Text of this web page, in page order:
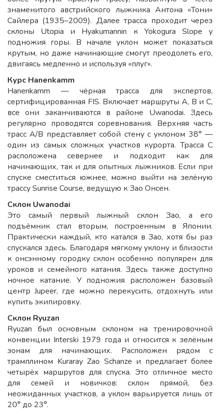
знаменитого австрийского лыжника Антона «Тони»
Сайлера (1935–2009). Далее трасса проходит через
склоны Utopia и Hyakumannin к Yokogura Slope у
подножия горы. В начале уклон может показаться
крутым, но даже начинающие смогут преодолеть его,
двигаясь медленно и используя «плуг».
Курс Hanenkamm
Hanenkamm — чёрная трасса для экспертов,
сертифицированная FIS. Включает маршруты A, B и C,
все они заканчиваются в районе Uwanodai. Здесь
регулярно проводятся соревнования. Верхняя часть
трасс A/B представляет собой стену с уклоном 38° —
один из самых сложных участков курорта. Трасса C
расположена севернее и подходит как для
начинающих, так и для опытных лыжников. Если при
спуске сместиться южнее, можно выйти на зелёную
трассу Sunrise Course, ведущую к Зао Онсен.
Склон Uwanodai
Это самый первый лыжный склон Зао, а его
подъёмник стал вторым, построенным в Японии.
Практически каждый, кто катался в Зао, хотя бы раз
спускался здесь. Благодаря мягкому уклону и близости
к онсэнному городку склон особенно популярен для
уроков и семейного катания. Здесь также доступно
ночное катание. У подножия расположен базовый
центр Jupeer, где можно перекусить, отдохнуть или
купить экипировку.
Склон Ryuzan
Ryuzan был основным склоном на тренировочной
конвенции Interski 1979 года и относится к зелёным
зонам для начинающих. Расположен рядом с
трамплином Kuraray Zao Schanze и предлагает более
четырёх маршрутов для спуска. Это отличное место
для семей и новичков: склон прямой, без
неожиданных участков, а уклон варьируется лишь от
20° до 23°.